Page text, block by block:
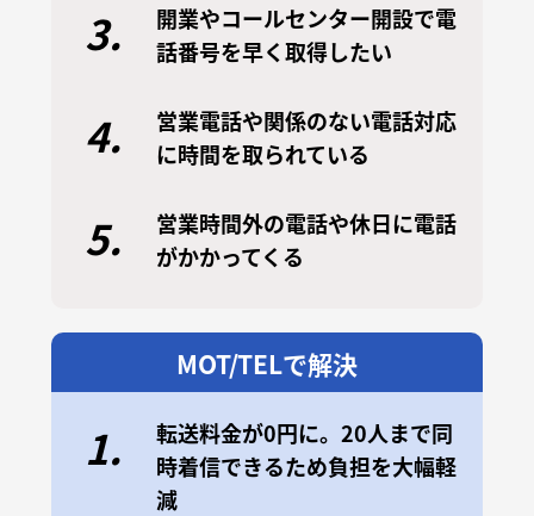
3.
開業やコールセンター開設で電
話番号を早く取得したい
4.
営業電話や関係のない電話対応
に時間を取られている
5.
営業時間外の電話や休日に電話
がかかってくる
MOT/TELで解決
1.
転送料金が0円に。20人まで同
時着信できるため負担を大幅軽
減